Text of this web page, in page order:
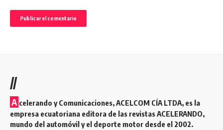
//
A celerando y Comunicaciones, ACELCOM CÍA LTDA, es la
empresa ecuatoriana editora de las revistas ACELERANDO,
mundo del automóvil y el deporte motor desde el 2002.